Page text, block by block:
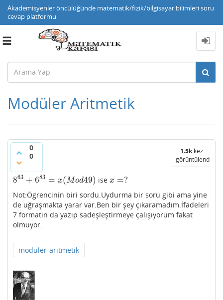
Akademisyenler öncülüğünde matematik/fizik/bilgisayar bilimleri soru
cevap platformu
Toggle
Modüler Aritmetik
0
0
1.5kkez
görüntülendi
863 + 683 = x(Mod49)
863 +6 83=x (M od49) ise x =?
x= ?
Not:Ögrencinin biri sordu.Uydurma bir soru gibi ama yine
de uğraşmakta yarar var.Ben bir şey çıkaramadım.İfadeleri
7 formatın da yazıp sadeşleştirmeye çalışıyorum fakat
olmuyor.
modüler-aritmetik